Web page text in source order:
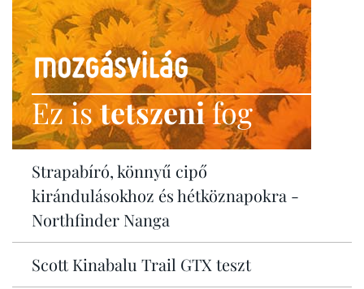
Ez istetszenifog
Strapabíró, könnyű cipő
kirándulásokhoz és hétköznapokra -
Northfinder Nanga
Scott Kinabalu Trail GTX teszt